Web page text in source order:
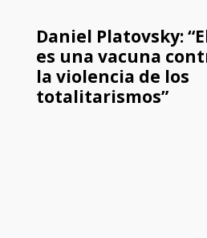
Daniel Platovsky:
es una vacuna
la violencia de los
totalitarismos”